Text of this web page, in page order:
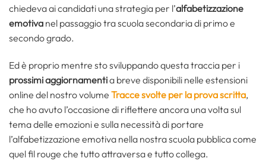
chiedeva ai candidati una strategia per l’alfabetizzazione
emotiva nel passaggio tra scuola secondaria di primo e
secondo grado.
Ed è proprio mentre sto sviluppando questa traccia per i
prossimi aggiornamentia breve disponibili nelle estensioni
online del nostro volume Tracce svolte per la prova scritta,
che ho avuto l’occasione di riflettere ancora una volta sul
tema delle emozioni e sulla necessità di portare
l’alfabetizzazione emotiva nella nostra scuola pubblica come
quel fil rouge che tutto attraversa e tutto collega.